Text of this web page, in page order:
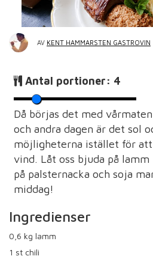
AV KENT HAMMARSTEN GASTROVIN
Antal portioner: 4
Då börjas det med
och andra dagen är det sol
möjligheterna istället för att
vind. Låt oss bjuda på
på palsternacka och soja
middag!
Ingredienser
0,6 kg lamm
1 st chili